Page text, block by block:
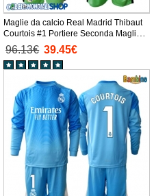
Maglie da calcio Real Madrid Thibaut
Courtois #1 Portiere Seconda Maglia
Bambino 2025-26 Manica Corta +
Pantaloni corti)
96.13€ 39.45€